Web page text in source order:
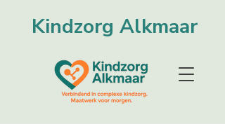
Kindzorg Alkmaar